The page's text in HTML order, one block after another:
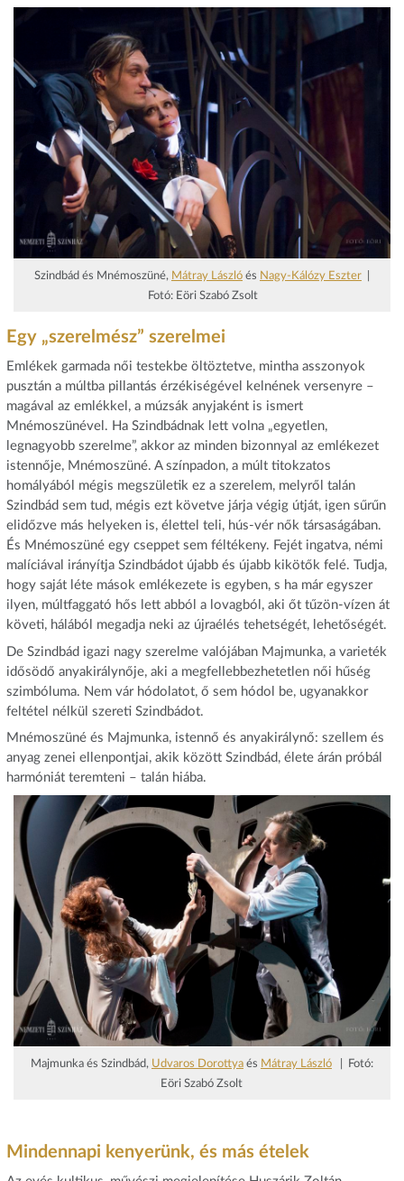
Szindbád és Mnémoszüné, Mátray Lászlóés Nagy-Kálózy Eszter|
Fotó: Eöri Szabó Zsolt
Egy „szerelmész” szerelmei
Emlékek garmada női testekbe öltöztetve, mintha asszonyok
pusztán a múltba pillantás érzékiségével kelnének versenyre –
magával az emlékkel, a múzsák anyjaként is ismert
Mnémoszünével. Ha Szindbádnak lett volna „egyetlen,
legnagyobb szerelme”, akkor az minden bizonnyal az emlékezet
istennője, Mnémoszüné. A színpadon, a múlt titokzatos
homályából mégis megszületik ez a szerelem, melyről talán
Szindbád sem tud, mégis ezt követve járja végig útját, igen sűrűn
elidőzve más helyeken is, élettel teli, hús-vér nők társaságában.
És Mnémoszüné egy cseppet sem féltékeny. Fejét ingatva, némi
malíciával irányítja Szindbádot újabb és újabb kikötők felé. Tudja,
hogy saját léte mások emlékezete is egyben, s ha már egyszer
ilyen, múltfaggató hős lett abból a lovagból, aki őt tűzön-vízen át
követi, hálából megadja neki az újraélés tehetségét, lehetőségét.
De Szindbád igazi nagy szerelme valójában Majmunka, a varieték
idősödő anyakirálynője, aki a megfellebbezhetetlen női hűség
szimbóluma. Nem vár hódolatot, ő sem hódol be, ugyanakkor
feltétel nélkül szereti Szindbádot.
Mnémoszüné és Majmunka, istennő és anyakirálynő: szellem és
anyag zenei ellenpontjai, akik között Szindbád, élete árán próbál
harmóniát teremteni – talán hiába.
Majmunka és Szindbád, Udvaros Dorottyaés Mátray László| Fotó:
Eöri Szabó Zsolt
Mindennapi kenyerünk, és más ételek